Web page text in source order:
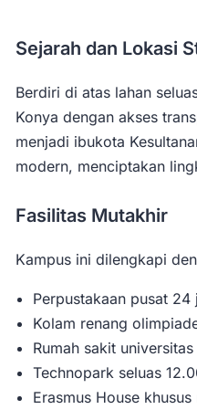
Sejarah dan Lokasi
Berdiri di atas lahan
Konya dengan akses
menjadi ibukota
modern, menciptakan
Fasilitas Mutakhir
Kampus ini dilengkapi
Perpustakaan pusat
Kolam renang
Rumah sakit
Technopark seluas
Erasmus House